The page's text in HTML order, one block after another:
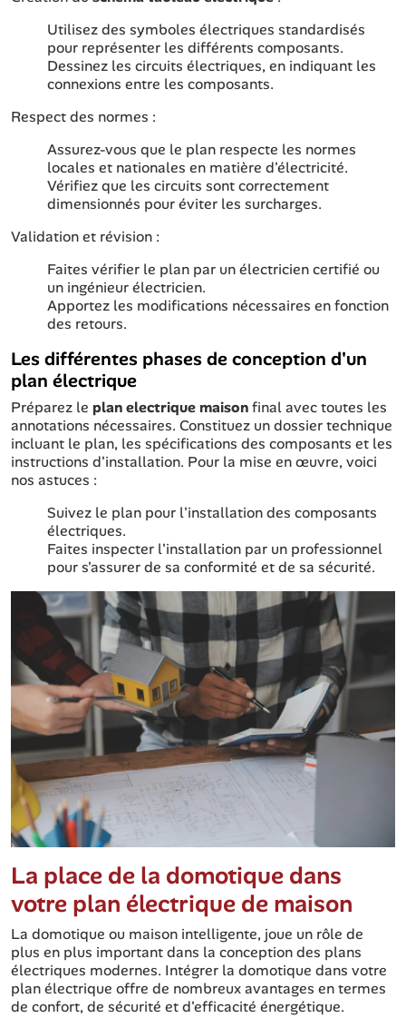
Utilisez des symboles électriques standardisés
pour représenter les différents composants.
Dessinez les circuits électriques, en indiquant les
connexions entre les composants.
Respect des normes :
Assurez-vous que le plan respecte les normes
locales et nationales en matière d'électricité.
Vérifiez que les circuits sont correctement
dimensionnés pour éviter les surcharges.
Validation et révision :
Faites vérifier le plan par un électricien certifié ou
un ingénieur électricien.
Apportez les modifications nécessaires en fonction
des retours.
Les différentes phases de conception d'un
plan électrique
Préparez le plan electrique maisonfinal avec toutes les
annotations nécessaires. Constituez un dossier technique
incluant le plan, les spécifications des composants et les
instructions d'installation. Pour la mise en œuvre, voici
nos astuces :
Suivez le plan pour l'installation des composants
électriques.
Faites inspecter l'installation par un professionnel
pour s'assurer de sa conformité et de sa sécurité.
La place de la domotique dans
votre plan électrique de maison
La domotique ou maison intelligente, joue un rôle de
plus en plus important dans la conception des plans
électriques modernes. Intégrer la domotique dans votre
plan électrique offre de nombreux avantages en termes
de confort, de sécurité et d'efficacité énergétique.